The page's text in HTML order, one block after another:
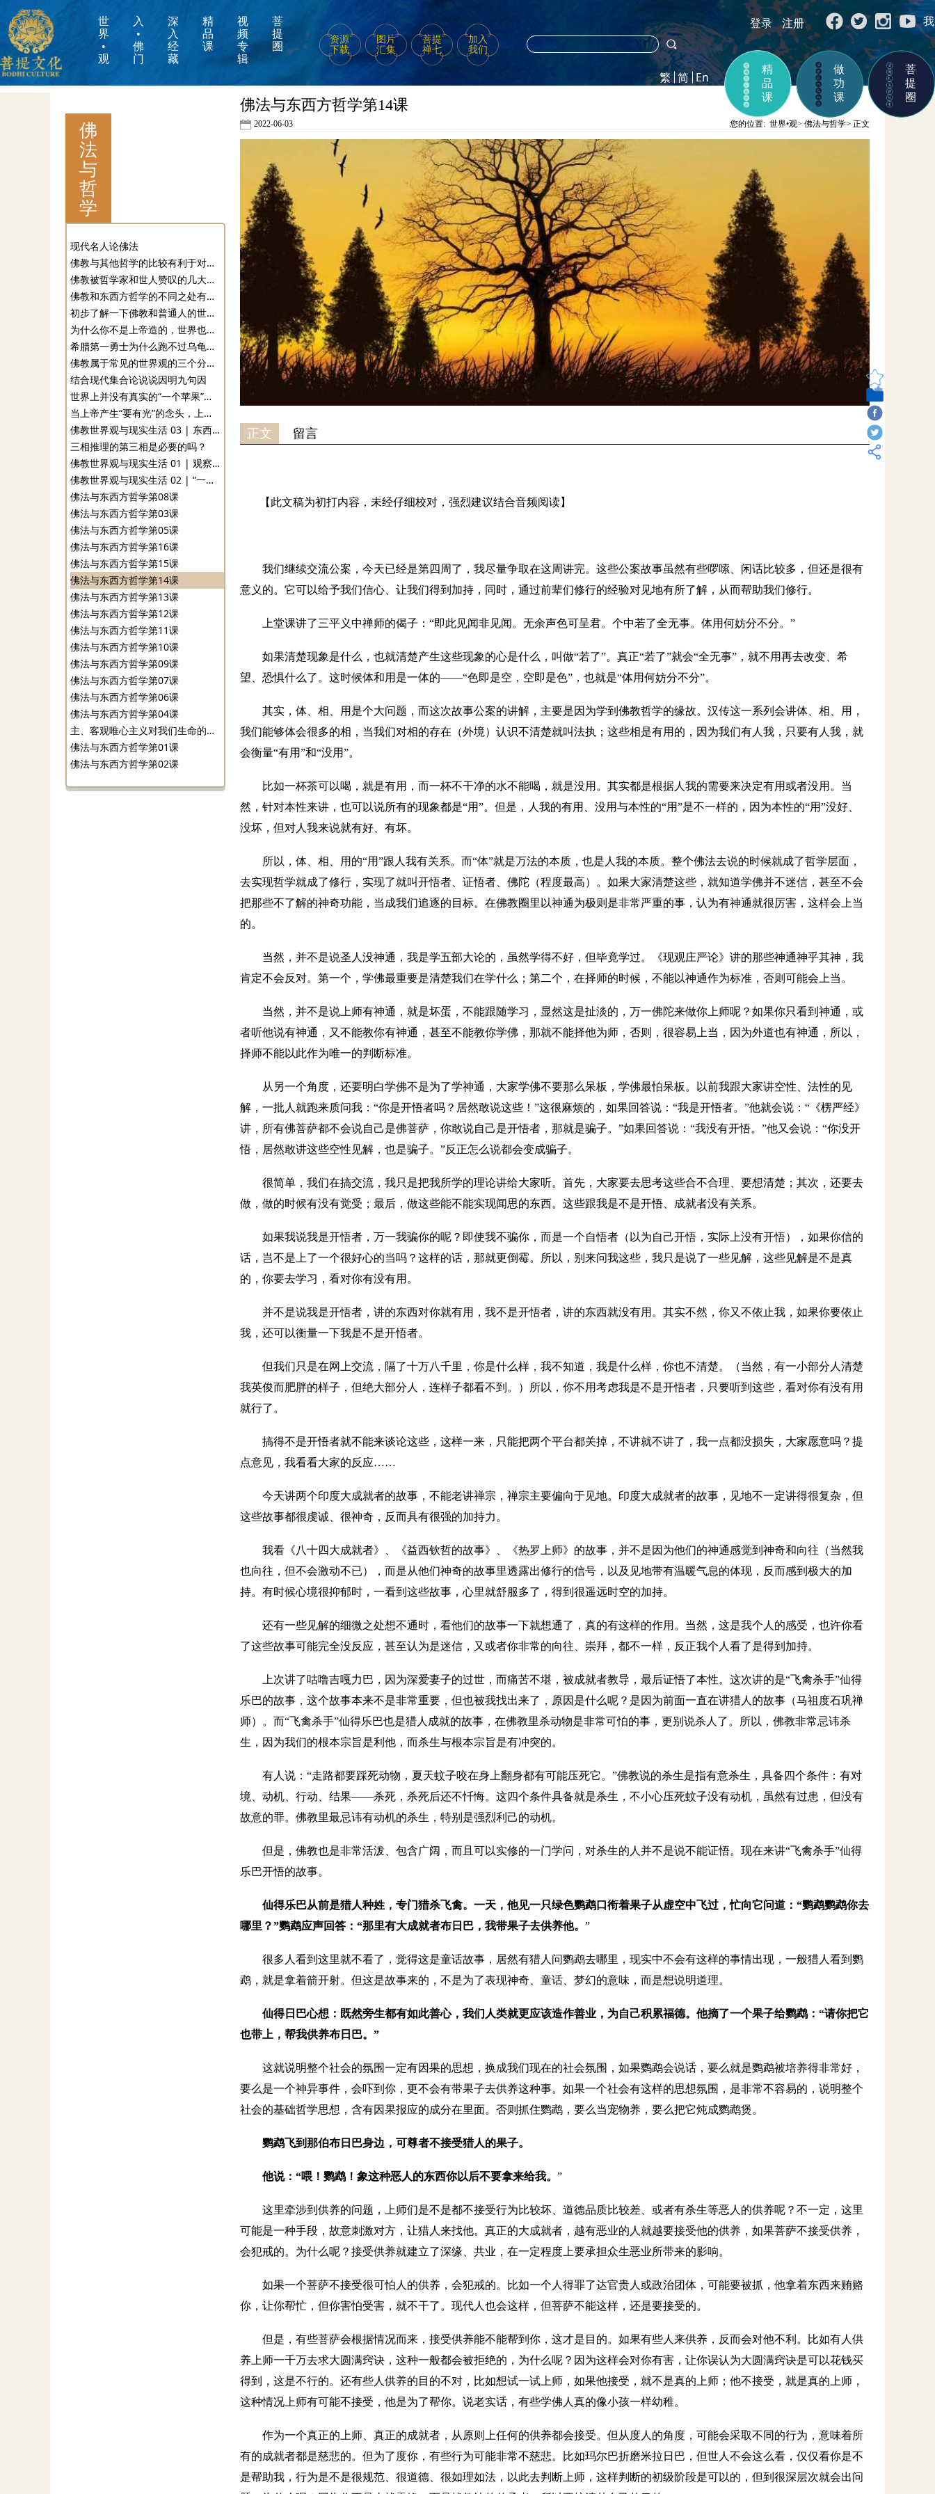
世
界
•
观
入
•
佛
门
深
入
经
藏
精
品
课
视
频
专
辑
菩
提
圈
资源
下载
图片
汇集
菩提
禅七
加入
我们
精
品
课
做
功
课
菩
提
圈
登录 注册
佛
法
与
哲
学
现代名人论佛法
佛教与其他哲学的比较有利于对究竟宗旨的理解和修行
佛教被哲学家和世人赞叹的几大原因
佛教和东西方哲学的不同之处有哪些？
初步了解一下佛教和普通人的世界观
为什么你不是上帝造的，世界也不是？
希腊第一勇士为什么跑不过乌龟？数学第二次危机有解吗？
佛教属于常见的世界观的三个分类吗？
结合现代集合论说说因明九句因
世界上并没有真实的“一个苹果”，这是怎么回事？
当上帝产生“要有光”的念头，上帝就是空性的
佛教世界观与现实生活 03 | 东西方哲学的根本差异：禅定
三相推理的第三相是必要的吗？
佛教世界观与现实生活 01 | 观察世界的两种方式与三大世界观的形成
佛教世界观与现实生活 02 | “一切境相由心现”是唯心主义哲学吗？
佛法与东西方哲学第08课
佛法与东西方哲学第03课
佛法与东西方哲学第05课
佛法与东西方哲学第16课
佛法与东西方哲学第15课
佛法与东西方哲学第14课
佛法与东西方哲学第13课
佛法与东西方哲学第12课
佛法与东西方哲学第11课
佛法与东西方哲学第10课
佛法与东西方哲学第09课
佛法与东西方哲学第07课
佛法与东西方哲学第06课
佛法与东西方哲学第04课
主、客观唯心主义对我们生命的影响
佛法与东西方哲学第01课
佛法与东西方哲学第02课
佛法与东西方哲学第14课
2022-06-03 您的位置: 世界•观> 佛法与哲学> 正文
正文 留言
【此文稿为初打内容，未经仔细校对，强烈建议结合音频阅读】
我们继续交流公案，今天已经是第四周了，我尽量争取在这周讲完。这些公案故事虽然有些啰嗦、闲话比较多，但还是很有
意义的。它可以给予我们信心、让我们得到加持，同时，通过前辈们修行的经验对见地有所了解，从而帮助我们修行。
上堂课讲了三平义中禅师的偈子：“即此见闻非见闻。无余声色可呈君。个中若了全无事。体用何妨分不分。”
如果清楚现象是什么，也就清楚产生这些现象的心是什么，叫做“若了”。真正“若了”就会“全无事”，就不用再去改变、希
望、恐惧什么了。这时候体和用是一体的——“色即是空，空即是色”，也就是“体用何妨分不分”。
其实，体、相、用是个大问题，而这次故事公案的讲解，主要是因为学到佛教哲学的缘故。汉传这一系列会讲体、相、用，
我们能够体会很多的相，当我们对相的存在（外境）认识不清楚就叫法执；这些相是有用的，因为我们有人我，只要有人我，就
会衡量“有用”和“没用”。
比如一杯茶可以喝，就是有用，而一杯不干净的水不能喝，就是没用。其实都是根据人我的需要来决定有用或者没用。当
然，针对本性来讲，也可以说所有的现象都是“用”。但是，人我的有用、没用与本性的“用”是不一样的，因为本性的“用”没好、
没坏，但对人我来说就有好、有坏。
所以，体、相、用的“用”跟人我有关系。而“体”就是万法的本质，也是人我的本质。整个佛法去说的时候就成了哲学层面，
去实现哲学就成了修行，实现了就叫开悟者、证悟者、佛陀（程度最高）。如果大家清楚这些，就知道学佛并不迷信，甚至不会
把那些不了解的神奇功能，当成我们追逐的目标。在佛教圈里以神通为极则是非常严重的事，认为有神通就很厉害，这样会上当
的。
当然，并不是说圣人没神通，我是学五部大论的，虽然学得不好，但毕竟学过。《现观庄严论》讲的那些神通神乎其神，我
肯定不会反对。第一个，学佛最重要是清楚我们在学什么；第二个，在择师的时候，不能以神通作为标准，否则可能会上当。
当然，并不是说上师有神通，就是坏蛋，不能跟随学习，显然这是扯淡的，万一佛陀来做你上师呢？如果你只看到神通，或
者听他说有神通，又不能教你有神通，甚至不能教你学佛，那就不能择他为师，否则，很容易上当，因为外道也有神通，所以，
择师不能以此作为唯一的判断标准。
从另一个角度，还要明白学佛不是为了学神通，大家学佛不要那么呆板，学佛最怕呆板。以前我跟大家讲空性、法性的见
解，一批人就跑来质问我：“你是开悟者吗？居然敢说这些！”这很麻烦的，如果回答说：“我是开悟者。”他就会说：“《楞严经》
讲，所有佛菩萨都不会说自己是佛菩萨，你敢说自己是开悟者，那就是骗子。”如果回答说：“我没有开悟。”他又会说：“你没开
悟，居然敢讲这些空性见解，也是骗子。”反正怎么说都会变成骗子。
很简单，我们在搞交流，我只是把我所学的理论讲给大家听。首先，大家要去思考这些合不合理、要想清楚；其次，还要去
做，做的时候有没有觉受；最后，做这些能不能实现闻思的东西。这些跟我是不是开悟、成就者没有关系。
如果我说我是开悟者，万一我骗你的呢？即使我不骗你，而是一个自悟者（以为自己开悟，实际上没有开悟），如果你信的
话，岂不是上了一个很好心的当吗？这样的话，那就更倒霉。所以，别来问我这些，我只是说了一些见解，这些见解是不是真
的，你要去学习，看对你有没有用。
并不是说我是开悟者，讲的东西对你就有用，我不是开悟者，讲的东西就没有用。其实不然，你又不依止我，如果你要依止
我，还可以衡量一下我是不是开悟者。
但我们只是在网上交流，隔了十万八千里，你是什么样，我不知道，我是什么样，你也不清楚。（当然，有一小部分人清楚
我英俊而肥胖的样子，但绝大部分人，连样子都看不到。）所以，你不用考虑我是不是开悟者，只要听到这些，看对你有没有用
就行了。
搞得不是开悟者就不能来谈论这些，这样一来，只能把两个平台都关掉，不讲就不讲了，我一点都没损失，大家愿意吗？提
点意见，我看看大家的反应……
今天讲两个印度大成就者的故事，不能老讲禅宗，禅宗主要偏向于见地。印度大成就者的故事，见地不一定讲得很复杂，但
这些故事都很虔诚、很神奇，反而具有很强的加持力。
我看《八十四大成就者》、《益西钦哲的故事》、《热罗上师》的故事，并不是因为他们的神通感觉到神奇和向往（当然我
也向往，但不会激动不已），而是从他们神奇的故事里透露出修行的信号，以及见地带有温暖气息的体现，反而感到极大的加
持。有时候心境很抑郁时，一看到这些故事，心里就舒服多了，得到很遥远时空的加持。
还有一些见解的细微之处想不通时，看他们的故事一下就想通了，真的有这样的作用。当然，这是我个人的感受，也许你看
了这些故事可能完全没反应，甚至认为是迷信，又或者你非常的向往、崇拜，都不一样，反正我个人看了是得到加持。
上次讲了咕噜吉嘎力巴，因为深爱妻子的过世，而痛苦不堪，被成就者教导，最后证悟了本性。这次讲的是“飞禽杀手”仙得
乐巴的故事，这个故事本来不是非常重要，但也被我找出来了，原因是什么呢？是因为前面一直在讲猎人的故事（马祖度石巩禅
师）。而“飞禽杀手”仙得乐巴也是猎人成就的故事，在佛教里杀动物是非常可怕的事，更别说杀人了。所以，佛教非常忌讳杀
生，因为我们的根本宗旨是利他，而杀生与根本宗旨是有冲突的。
有人说：“走路都要踩死动物，夏天蚊子咬在身上翻身都有可能压死它。”佛教说的杀生是指有意杀生，具备四个条件：有对
境、动机、行动、结果——杀死，杀死后还不忏悔。这四个条件具备就是杀生，不小心压死蚊子没有动机，虽然有过患，但没有
故意的罪。佛教里最忌讳有动机的杀生，特别是强烈利己的动机。
但是，佛教也是非常活泼、包含广阔，而且可以实修的一门学问，对杀生的人并不是说不能证悟。现在来讲“飞禽杀手”仙得
乐巴开悟的故事。
仙得乐巴从前是猎人种姓，专门猎杀飞禽。一天，他见一只绿色鹦鹉口衔着果子从虚空中飞过，忙向它问道：“鹦鹉鹦鹉你去
哪里？”鹦鹉应声回答：“那里有大成就者布日巴，我带果子去供养他。 ”
很多人看到这里就不看了，觉得这是童话故事，居然有猎人问鹦鹉去哪里，现实中不会有这样的事情出现，一般猎人看到鹦
鹉，就是拿着箭开射。但这是故事来的，不是为了表现神奇、童话、梦幻的意味，而是想说明道理。
仙得日巴心想：既然旁生都有如此善心，我们人类就更应该造作善业，为自己积累福德。他摘了一个果子给鹦鹉：“请你把它
也带上，帮我供养布日巴。”
这就说明整个社会的氛围一定有因果的思想，换成我们现在的社会氛围，如果鹦鹉会说话，要么就是鹦鹉被培养得非常好，
要么是一个神异事件，会吓到你，更不会有带果子去供养这种事。如果一个社会有这样的思想氛围，是非常不容易的，说明整个
社会的基础哲学思想，含有因果报应的成分在里面。否则抓住鹦鹉，要么当宠物养，要么把它炖成鹦鹉煲。
鹦鹉飞到那伯布日巴身边，可尊者不接受猎人的果子。
他说：“喂！鹦鹉！象这种恶人的东西你以后不要拿来给我。”
这里牵涉到供养的问题，上师们是不是都不接受行为比较坏、道德品质比较差、或者有杀生等恶人的供养呢？不一定，这里
可能是一种手段，故意刺激对方，让猎人来找他。真正的大成就者，越有恶业的人就越要接受他的供养，如果菩萨不接受供养，
会犯戒的。为什么呢？接受供养就建立了深缘、共业，在一定程度上要承担众生恶业所带来的影响。
如果一个菩萨不接受很可怕人的供养，会犯戒的。比如一个人得罪了达官贵人或政治团体，可能要被抓，他拿着东西来贿赂
你，让你帮忙，但你害怕受害，就不干了。现代人也会这样，但菩萨不能这样，还是要接受的。
但是，有些菩萨会根据情况而来，接受供养能不能帮到你，这才是目的。如果有些人来供养，反而会对他不利。比如有人供
养上师一千万去求大圆满窍诀，这种一般都会被拒绝的，为什么呢？因为这样会对你有害，让你误认为大圆满窍诀是可以花钱买
得到，这是不行的。还有些人供养的目的不对，比如想试一试上师，如果他接受，就不是真的上师；他不接受，就是真的上师，
这种情况上师有可能不接受，他是为了帮你。说老实话，有些学佛人真的像小孩一样幼稚。
作为一个真正的上师、真正的成就者，从原则上任何的供养都会接受。但从度人的角度，可能会采取不同的行为，意味着所
有的成就者都是慈悲的。但为了度你，有些行为可能非常不慈悲。比如玛尔巴折磨米拉日巴，但世人不会这么看，仅仅看你是不
是帮助我，行为是不是很规范、很道德、很如理如法，以此去判断上师，这样判断的初级阶段是可以的，但到很深层次就会出问